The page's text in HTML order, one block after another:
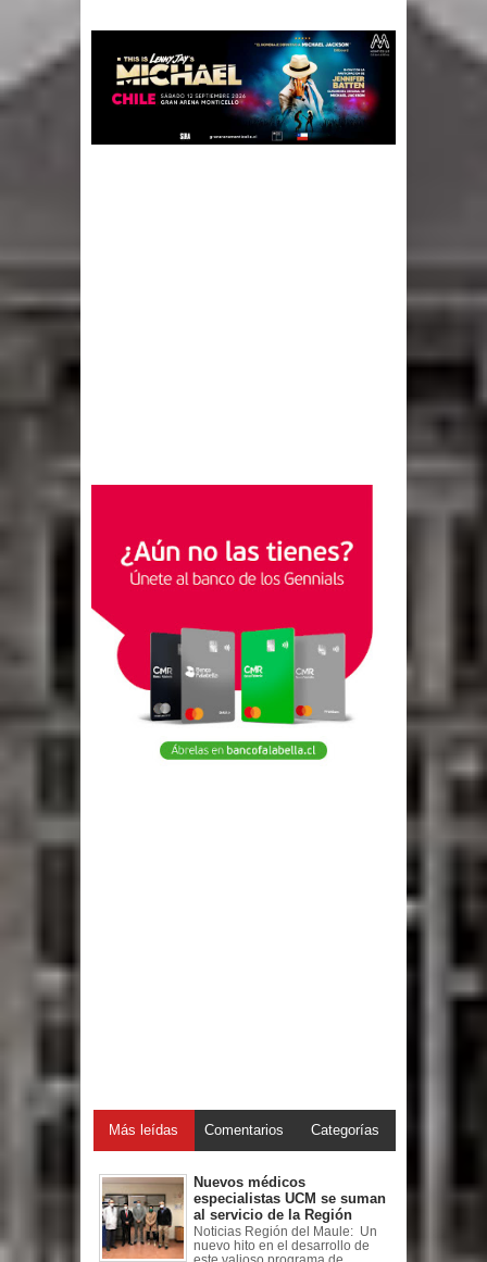
Más leídas Comentarios Categorías
Nuevos médicos
especialistas UCM se suman
al servicio de la Región
Noticias Región del Maule: Un
nuevo hito en el desarrollo de